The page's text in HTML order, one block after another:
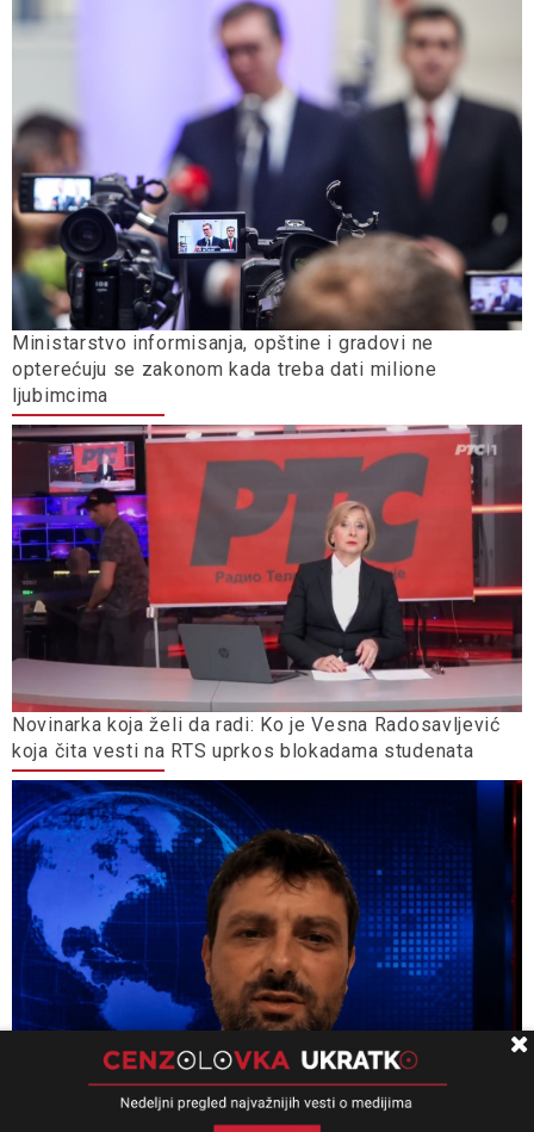
Ministarstvo informisanja, opštine i gradovi ne
opterećuju se zakonom kada treba dati milione
ljubimcima
Novinarka koja želi da radi: Ko je Vesna Radosavljević
koja čita vesti na RTS uprkos blokadama studenata